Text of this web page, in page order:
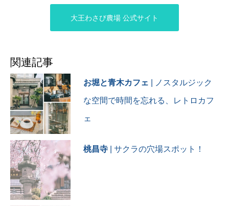
#長野観光
#長野ドライブ
#わさび
#アトリーチで応援
‪🍦‬は緑だけど辛くはなくて
まぁまぁ人が多かったし目
的は果たしたので
農園散策はせずに退散💨
#大王わさび農場 #大王わさ
び #大王庵
#長野県安曇野市 #長野県 #
わさびソフト #ワサビ
#わさびソフトクリーム #生
わさび #山葵 #わさび
#アトリーチで応援
#japan_right_now
#sorakataphoto #アトリー
大王わさび農場 公式サイト
関連記事
お堀と青木カフェ | ノスタルジック
な空間で時間を忘れる、レトロカフ
ェ
桃昌寺| サクラの穴場スポット！